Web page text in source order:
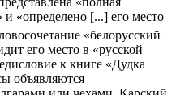
и «определено [...] его место
«белорусский
его место в «русской
к книге «Дудка
объявляются